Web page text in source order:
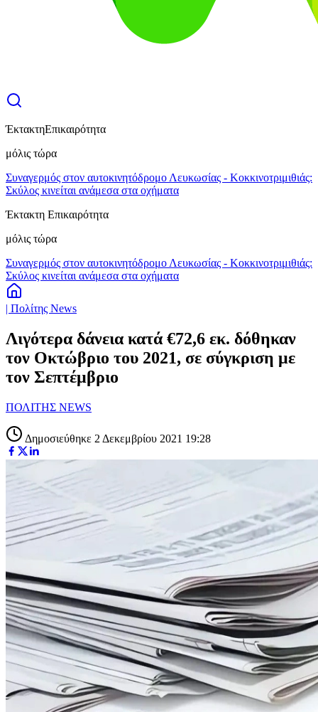
ΈκτακτηΕπικαιρότητα
μόλις τώρα
Συναγερμός στον αυτοκινητόδρομο Λευκωσίας - Κοκκινοτριμιθιάς:
Σκύλος κινείται ανάμεσα στα οχήματα
Έκτακτη Επικαιρότητα
μόλις τώρα
Συναγερμός στον αυτοκινητόδρομο Λευκωσίας - Κοκκινοτριμιθιάς:
Σκύλος κινείται ανάμεσα στα οχήματα
| Πολίτης News
Λιγότερα δάνεια κατά €72,6 εκ. δόθηκαν
τον Οκτώβριο του 2021, σε σύγκριση με
τον Σεπτέμβριο
ΠΟΛΙΤΗΣ NEWS
Δημοσιεύθηκε 2 Δεκεμβρίου 2021 19:28